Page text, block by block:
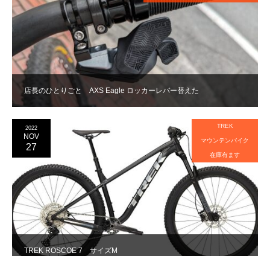
店長のひとりごと AXS Eagle ロッカーレバー替えた
TREK ROSCOE 7 サイズM
2022
NOV
27
TREK
マウンテンバイク
在庫有ます